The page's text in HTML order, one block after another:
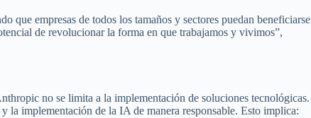
que empresas de todos los tamaños y sectores puedan beneficiarse
de revolucionar la forma en que trabajamos y vivimos”,
no se limita a la implementación de soluciones tecnológicas.
la implementación de la IA de manera responsable. Esto implica: